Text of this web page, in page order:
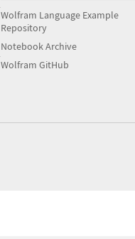
Wolfram Language Example
Repository
Notebook Archive
Wolfram GitHub